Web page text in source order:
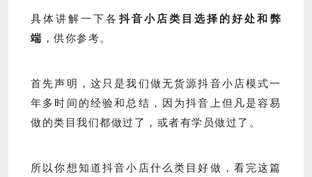
具体讲解一下各 抖音小店类目选择的好处和弊
端 ，供你参考。
首先声明，这只是我们做无货源抖音小店模式一
年多时间的经验和总结，因为抖音上但凡是容易
做的类目我们都做过了，或者有学员做过了。
所以你想知道抖音小店什么类目好做，看完这篇